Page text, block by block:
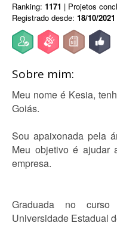
Ranking: 1171 | Projetos
Registrado desde: 18/10/2021
Sobre mim:
Meu nome é Kesia,
Goiás.
Sou apaixonada pela
Meu objetivo é ajudar
empresa.
Graduada no
Universidade Estadual